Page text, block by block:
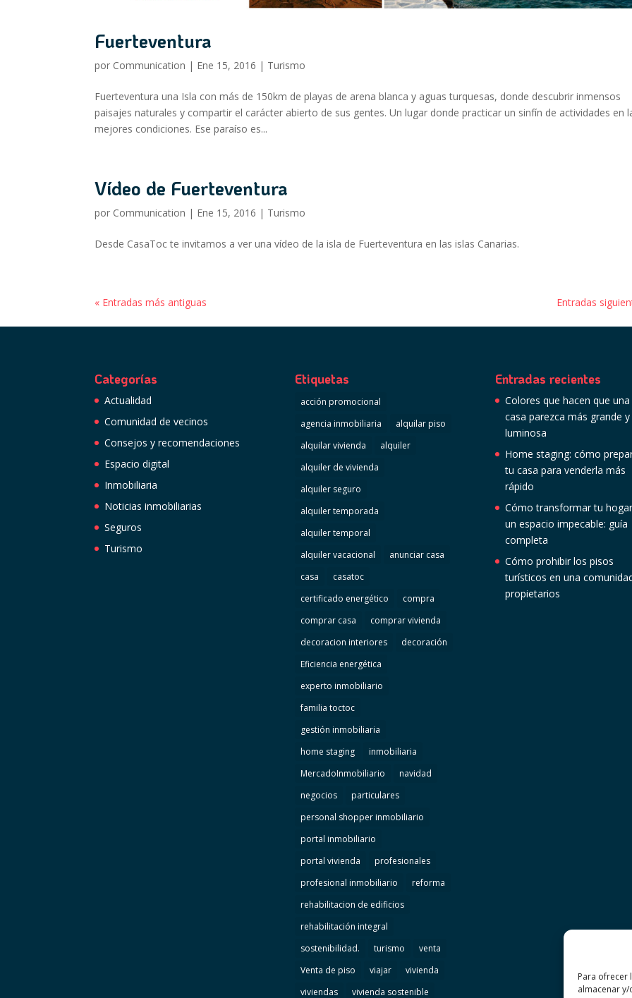
Para ofrecer
almacenar
Fuerteventura
por Communication | Ene 15, 2016 | Turismo
Fuerteventura una Isla con más de 150km de playas de arena blanca y aguas turquesas, donde descubrir inmensos
paisajes naturales y compartir el carácter abierto de sus gentes. Un lugar donde practicar un sinfín de actividades en
mejores condiciones. Ese paraíso es...
Vídeo de Fuerteventura
por Communication | Ene 15, 2016 | Turismo
Desde CasaToc te invitamos a ver una vídeo de la isla de Fuerteventura en las islas Canarias.
« Entradas más antiguas Entradas
Categorías
Actualidad
Comunidad de vecinos
Consejos y recomendaciones
Espacio digital
Inmobiliaria
Noticias inmobiliarias
Seguros
Turismo
Etiquetas
acción promocional
agencia inmobiliaria
alquilar piso
alquilar vivienda
alquiler
alquiler de vivienda
alquiler seguro
alquiler temporada
alquiler temporal
alquiler vacacional
anunciar casa
casa
casatoc
certificado energético
compra
comprar casa
comprar vivienda
decoracion interiores
decoración
Eficiencia energética
experto inmobiliario
familia toctoc
gestión inmobiliaria
home staging
inmobiliaria
MercadoInmobiliario
navidad
negocios
particulares
personal shopper inmobiliario
portal inmobiliario
portal vivienda
profesionales
profesional inmobiliario
reforma
rehabilitacion de edificios
rehabilitación integral
sostenibilidad.
turismo
venta
Venta de piso
viajar
vivienda
viviendas
vivienda sostenible
Entradas recientes
Colores que hacen que una
casa parezca más grande y
luminosa
Home staging: cómo
tu casa para venderla más
rápido
Cómo transformar tu
un espacio impecable: guía
completa
Cómo prohibir los pisos
turísticos en una
propietarios